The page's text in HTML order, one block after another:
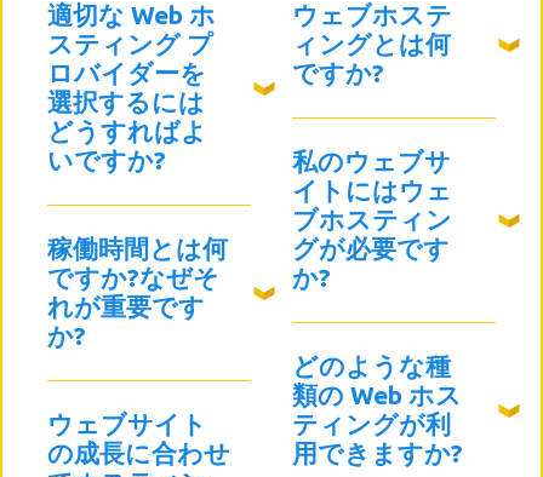
適切な Web ホ
スティング プ
ロバイダーを
選択するには
どうすればよ
いですか?
稼働時間とは何
ですか?なぜそ
れが重要です
か?
ウェブサイト
の成長に合わせ
ウェブホステ
ィングとは何
ですか?
私のウェブサ
イトにはウェ
ブホスティン
グが必要です
か?
どのような種
類の Web ホス
ティングが利
用できますか?